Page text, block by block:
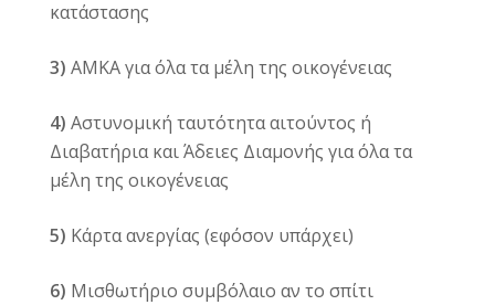
κατάστασης
3) ΑΜΚΑ για όλα τα μέλη της οικογένειας
4) Αστυνομική ταυτότητα αιτούντος ή
Διαβατήρια και Άδειες Διαμονής για όλα τα
μέλη της οικογένειας
5) Κάρτα ανεργίας (εφόσον υπάρχει)
6) Μισθωτήριο συμβόλαιο αν το σπίτι